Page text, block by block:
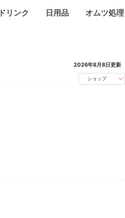
ドリンク 日用品 オムツ処理
2026年8月8日更新
ショップ